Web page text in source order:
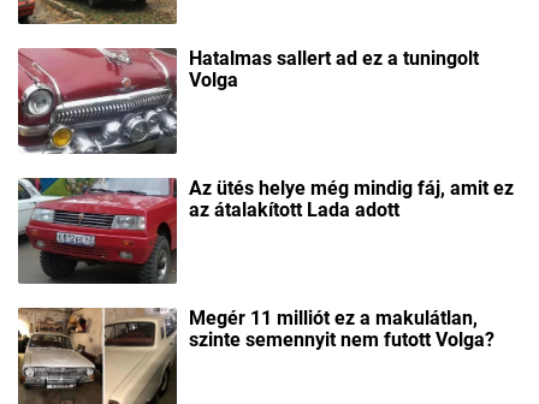
Hatalmas sallert ad ez a tuningolt
Volga
Az ütés helye még mindig fáj, amit ez
az átalakított Lada adott
Megér 11 milliót ez a makulátlan,
szinte semennyit nem futott Volga?